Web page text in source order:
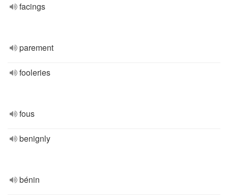
facings
parement
fooleries
fous
benignly
bénin